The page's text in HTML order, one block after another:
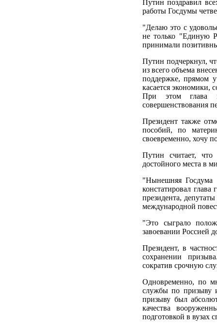
Путин поздравил
работы Госдумы
"Делаю это с
не только "Единую
принимали
Путин подчеркнул,
из всего объема
поддержке, прямом
касается экономики,
При этом глава
совершенствования
Президент также
пособий, по
своевременно, хочу
Путин считает, что
достойного места в
"Нынешняя Госдума
констатировал
президента,
международной
"Это сыграло
завоевании Россией
Президент, в
сохранении
сократив срочную
Одновременно, по
службы по призыву
призыву был
качества
подготовкой в вузах